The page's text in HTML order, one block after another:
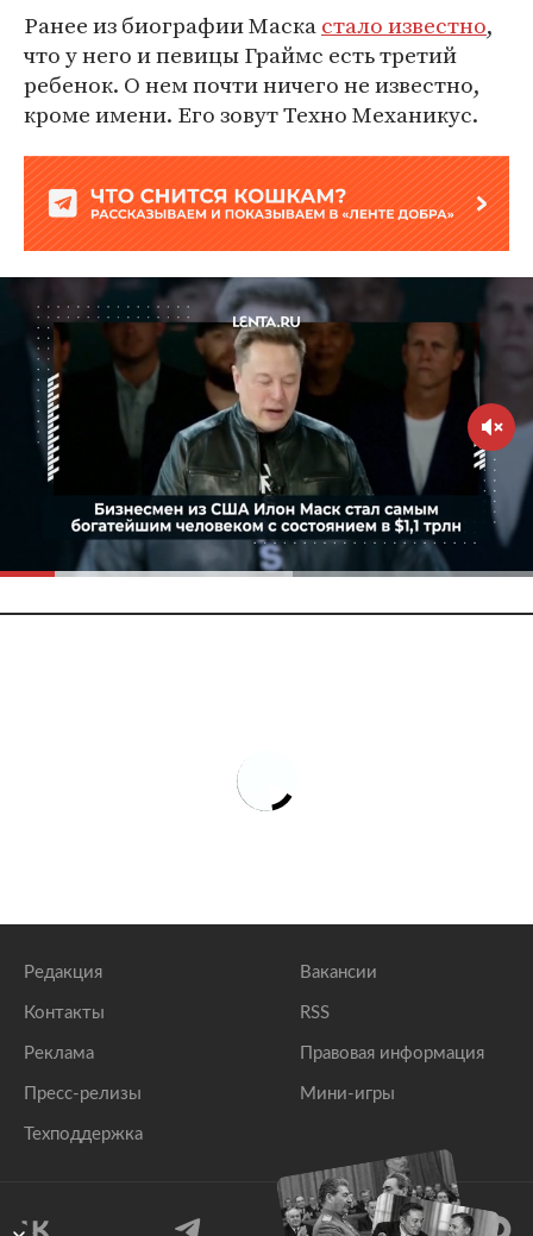
Ранее из биографии Маскастало известно,
что у него и певицы Граймс есть третий
ребенок. О нем почти ничего не известно,
кроме имени. Его зовут Техно Механикус.
Редакция
Контакты
Реклама
Пресс-релизы
Техподдержка
Вакансии
RSS
Правовая информация
Мини-игры